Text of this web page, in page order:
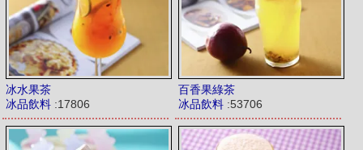
冰水果茶
冰品飲料 :17806
百香果綠茶
冰品飲料 :53706